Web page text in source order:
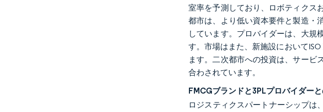
室率を予測しており、ロボティクス
都市は、より低い資本要件と製造・
しています。プロバイダーは、大規
す。市場はまた、新施設において
ます。二次都市への投資は、サービ
合わされています。
FMCGブランドと3PLプロバイダー
ロジスティクスパートナーシップは